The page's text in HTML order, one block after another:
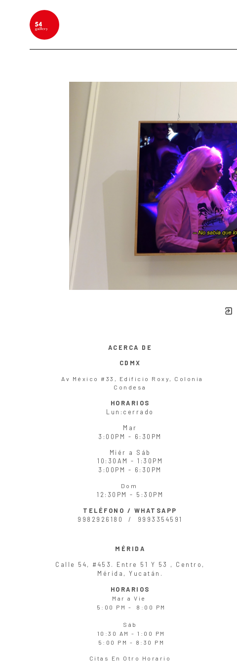
ACERCA DE
CDMX
Av México #33, Edificio Roxy, Colonia
Condesa
HORARIOS
Lun :cerrado
Mar
3:00PM - 6:30PM
Miér a
Sáb
10:30AM - 1:30PM
3:00PM - 6:30PM
Dom
12:30PM - 5:30PM
TELÉFONO / WHATSAPP
9982926180 / 9993354591
MÉRIDA
Calle 54, #453. Entre 51 Y 53 , Centro,
Mérida, Yucatán.
HORARIOS
Mara Vie
5:00 PM - 8:00 PM
Sáb
10:30 AM - 1:00 PM
5:00 PM - 8:30 PM
Citas En Otro Horario